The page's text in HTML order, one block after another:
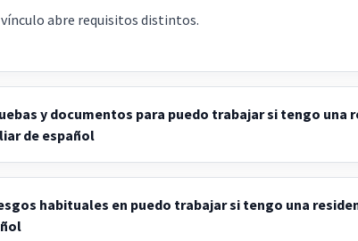
vínculo abre requisitos distintos.
y documentos para puedo trabajar si tengo una
de español
habituales en puedo trabajar si tengo una